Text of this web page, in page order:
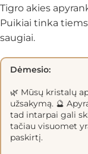
Tigro akies
Puikiai tinka
saugiai.
Dėmesio:
🌿 Mūsų kristalų
užsakymą. 🔮
tad intarpai gali
tačiau visuomet
paskirtį.